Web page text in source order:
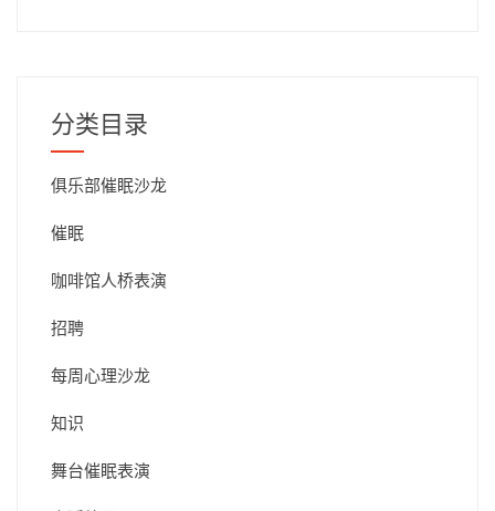
期
分类目录
俱乐部催眠沙龙
催眠
咖啡馆人桥表演
招聘
每周心理沙龙
知识
舞台催眠表演